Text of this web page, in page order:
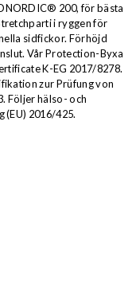
200, för bästa
i ryggen för
sidfickor. Förhöjd
Vår Protection-Byxa
K-EG 2017/8278.
zur Prüfung von
Följer hälso- och
(EU) 2016/425.